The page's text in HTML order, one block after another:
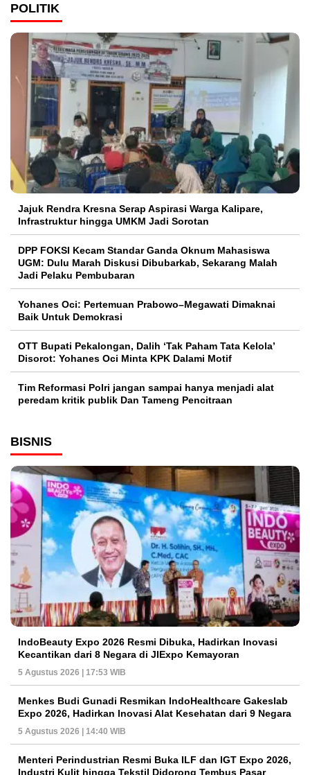
POLITIK
Jajuk Rendra Kresna Serap Aspirasi Warga Kalipare,
Infrastruktur hingga UMKM Jadi Sorotan
DPP FOKSI Kecam Standar Ganda Oknum Mahasiswa
UGM: Dulu Marah Diskusi Dibubarkab, Sekarang Malah
Jadi Pelaku Pembubaran
Yohanes Oci: Pertemuan Prabowo–Megawati Dimaknai
Baik Untuk Demokrasi
OTT Bupati Pekalongan, Dalih ‘Tak Paham Tata Kelola’
Disorot: Yohanes Oci Minta KPK Dalami Motif
Tim Reformasi Polri jangan sampai hanya menjadi alat
peredam kritik publik Dan Tameng Pencitraan
BISNIS
IndoBeauty Expo 2026 Resmi Dibuka, Hadirkan Inovasi
Kecantikan dari 8 Negara di JIExpo Kemayoran
5 Agustus 2026 | 17:53 WIB
Menkes Budi Gunadi Resmikan IndoHealthcare Gakeslab
Expo 2026, Hadirkan Inovasi Alat Kesehatan dari 9 Negara
5 Agustus 2026 | 14:40 WIB
Menteri Perindustrian Resmi Buka ILF dan IGT Expo 2026,
Industri Kulit hingga Tekstil Didorong Tembus Pasar